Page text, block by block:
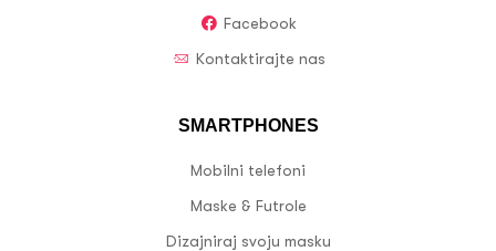
Facebook
Kontaktirajte nas
SMARTPHONES
Mobilni telefoni
Maske & Futrole
Dizajniraj svoju masku